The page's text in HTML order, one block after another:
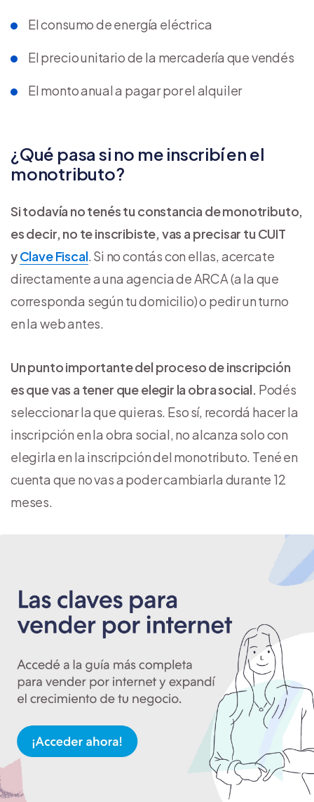
El consumo de energía eléctrica
El precio unitario de la mercadería que vendés
El monto anual a pagar por el alquiler
¿Qué pasa si no me inscribí en el
monotributo?
Si todavía no tenés tu constancia de monotributo,
es decir, no te inscribiste, vas a precisar tu CUIT
yClave Fiscal. Si no contás con ellas, acercate
directamente a una agencia de ARCA (a la que
corresponda según tu domicilio) o pedir un turno
en la web antes.
Un punto importante del proceso de inscripción
es que vas a tener que elegir la obra social. Podés
seleccionar la que quieras. Eso sí, recordá hacer la
inscripción en la obra social, no alcanza solo con
elegirla en la inscripción del monotributo. Tené en
cuenta que no vas a poder cambiarla durante 12
meses.